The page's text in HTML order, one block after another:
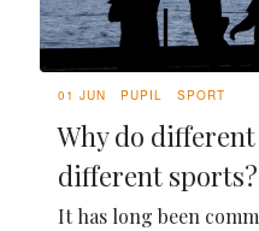
01 JUN PUPIL SPORT
Why do
different sports?
It has long been